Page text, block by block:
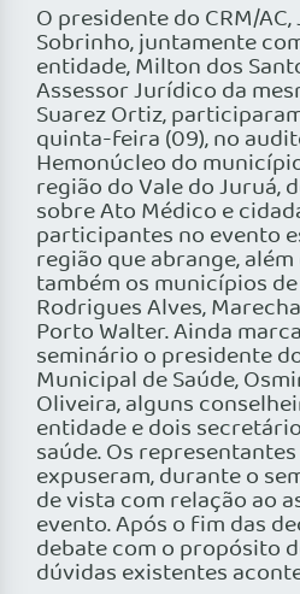
O presidente do CRM/
Sobrinho, juntamente
entidade, Milton dos
Assessor Jurídico da
Suarez Ortiz,
quinta-feira (09), no
Hemonúcleo do
região do Vale do Juruá,
sobre Ato Médico e
participantes no evento
região que abrange,
também os municípios
Rodrigues Alves,
Porto Walter. Ainda
seminário o presidente
Municipal de Saúde,
Oliveira, alguns
entidade e dois
saúde. Os representantes
expuseram, durante o
de vista com relação ao
evento. Após o fim das
debate com o propósito
dúvidas existentes